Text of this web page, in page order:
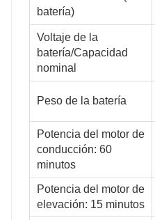
batería)
Voltaje de la
batería/Capacidad
nominal
Peso de la batería
Potencia del motor de
conducción: 60
minutos
Potencia del motor de
elevación: 15 minutos